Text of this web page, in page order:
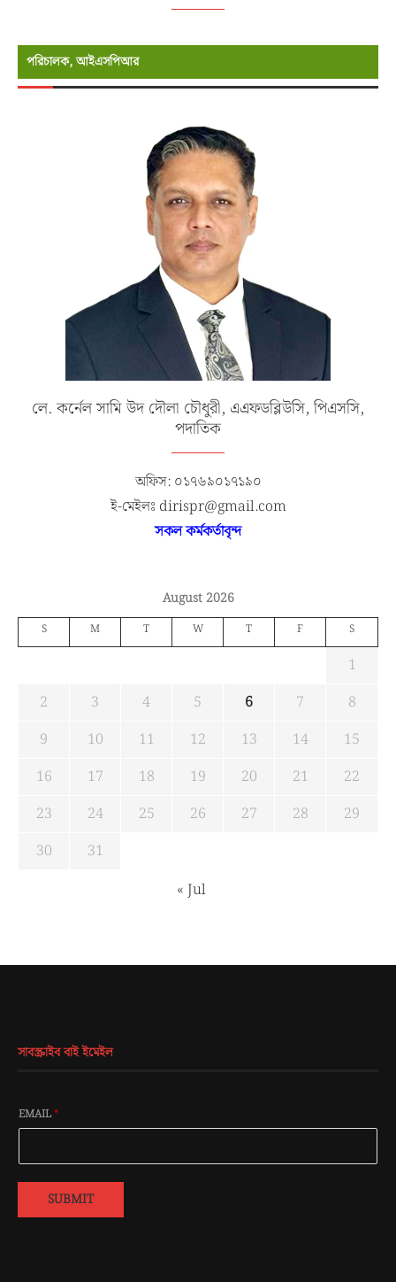
পরিচালক, আইএসপিআর
লে. কর্নেল সামি উদ দৌলা চৌধুরী, এএফডব্লিউসি, পিএসসি,
পদাতিক
অফিস: ০১৭৬৯০১৭১৯০
ই-মেইলঃ dirispr@gmail.com
সকল কর্মকর্তাবৃন্দ
August 2026
S M T W T F S
1
2
3 4 5 6 7
8
9
10 11 12 13 14
15
16
17 18 19 20 21
22
23
24 25 26 27 28
29
30
31
« Jul
সাবস্ক্রাইব বাই ইমেইল
EMAIL*
SUBMIT